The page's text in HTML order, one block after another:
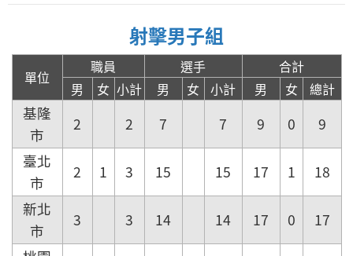
射擊男子組
單位
職員 選手
合計
男
女 小計 男 女 小計 男 女 總計
基隆
市
2 2 7 7 9 0
9
臺北
市
2 1 3 15 15 17 1
18
新北
市
3 3 14 14 17 0
17